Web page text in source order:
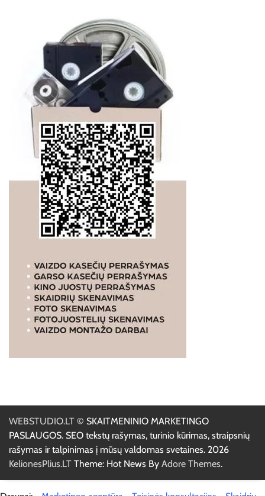
WEBSTUDIO.LT © SKAITMENINIO MARKETINGO
PASLAUGOS. SEO tekstų rašymas, turinio kūrimas, straipsnių
rašymas ir talpinimas į mūsų valdomas svetaines. 2026
KelionesPlius.LT Theme: Hot News By Adore Themes.